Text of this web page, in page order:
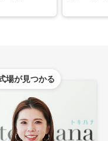
場が見つかる